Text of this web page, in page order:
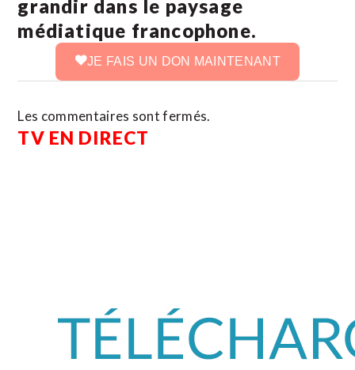
grandir dans le paysage
médiatique francophone.
JE FAIS UN DON MAINTENANT
Les commentaires sont fermés.
TV EN DIRECT